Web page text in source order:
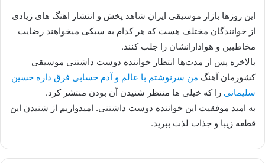
این روزها بازار موسیقی ایران شاهد پخش و انتشار اهنگ های زیادی
از خوانندگان مختلف هست که هر کدام به سبکی میخواهند رضایت
مخاطبین و هوادارانشان را جلب کنند.
بالاخره پس از مدت‌ها انتظار خواننده دوست داشتنی موسیقی
کشورمان آهنگ من سرنوشتم با عالم و آدم حسابی فرق داره حسین
سلیمانی را که خیلی ها منتظر شنیدن آن بودن منتشر کرد.
به امید موفقیت این خواننده دوست داشتنی. امیدواریم از شنیدن این
قطعه زیبا و جذاب لذت ببرید.